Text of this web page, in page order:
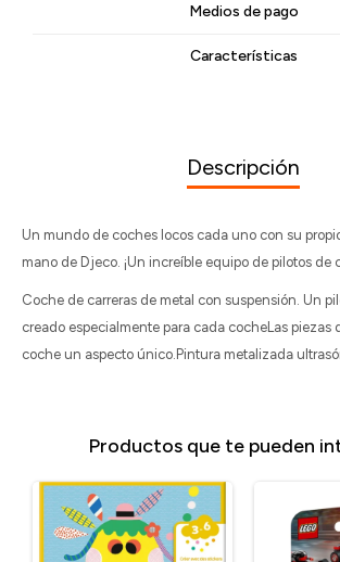
Medios de pago
Características
Descripción
Un mundo de coches locos cada uno con su
mano de Djeco. ¡Un increíble equipo de pilotos de
Coche de carreras de metal con suspensión. Un
creado especialmente para cada cocheLas piezas
coche un aspecto único.Pintura metalizada
Productos que te pueden